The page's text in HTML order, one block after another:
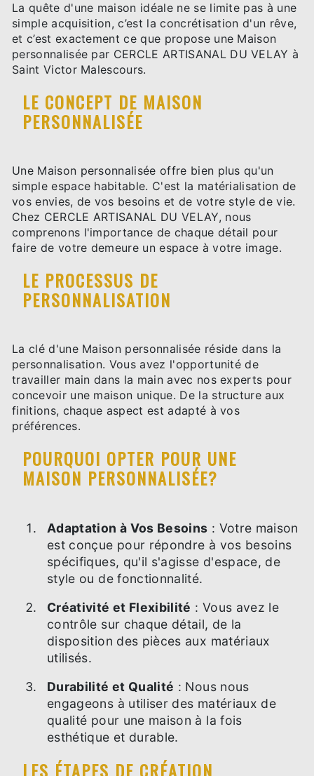
La quête d'une maison idéale ne se limite pas à une
simple acquisition, c’est la concrétisation d'un rêve,
et c’est exactement ce que propose une Maison
personnalisée par CERCLE ARTISANAL DU VELAY à
Saint Victor Malescours.
LE CONCEPT DE MAISON
PERSONNALISÉE
Une Maison personnalisée offre bien plus qu'un
simple espace habitable. C'est la matérialisation de
vos envies, de vos besoins et de votre style de vie.
Chez CERCLE ARTISANAL DU VELAY, nous
comprenons l'importance de chaque détail pour
faire de votre demeure un espace à votre image.
LE PROCESSUS DE
PERSONNALISATION
La clé d'une Maison personnalisée réside dans la
personnalisation. Vous avez l'opportunité de
travailler main dans la main avec nos experts pour
concevoir une maison unique. De la structure aux
finitions, chaque aspect est adapté à vos
préférences.
POURQUOI OPTER POUR UNE
MAISON PERSONNALISÉE?
Adaptation à Vos Besoins : Votre maison
est conçue pour répondre à vos besoins
spécifiques, qu'il s'agisse d'espace, de
style ou de fonctionnalité.
Créativité et Flexibilité : Vous avez le
contrôle sur chaque détail, de la
disposition des pièces aux matériaux
utilisés.
Durabilité et Qualité : Nous nous
engageons à utiliser des matériaux de
qualité pour une maison à la fois
esthétique et durable.
LES ÉTAPES DE CRÉATION